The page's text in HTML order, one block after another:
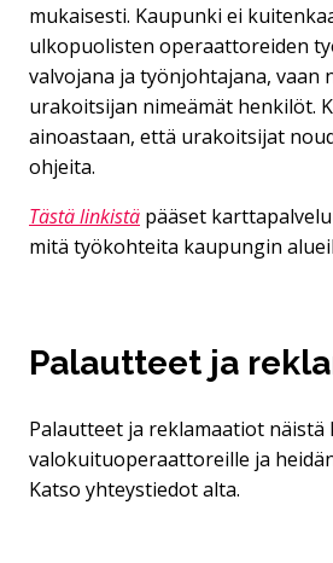
mukaisesti. Kaupunki ei
ulkopuolisten operaattoreiden
valvojana ja työnjohtajana, vaan
urakoitsijan nimeämät henkilöt.
ainoastaan, että urakoitsijat
ohjeita.
Tästä linkistä pääset
mitä työkohteita kaupungin
Palautteet ja
Palautteet ja reklamaatiot näistä
valokuituoperaattoreille ja
Katso yhteystiedot alta.